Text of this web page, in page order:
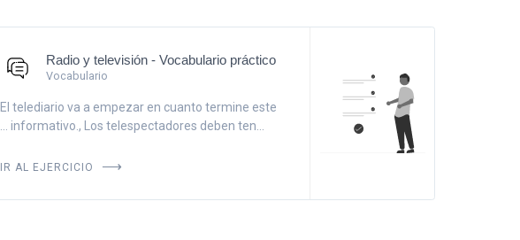
Radio y televisión - Vocabulario práctico
Vocabulario
El telediario va a empezar en cuanto termine este
... informativo., Los telespectadores deben ten...
IR AL EJERCICIO